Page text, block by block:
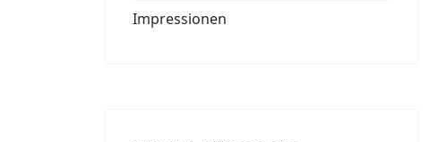
Impressionen